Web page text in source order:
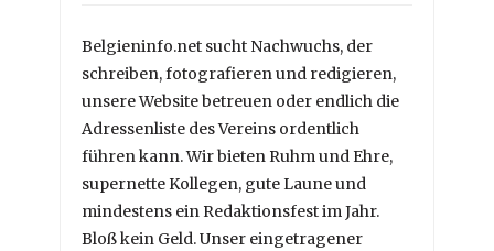
Belgieninfo.net sucht Nachwuchs, der
schreiben, fotografieren und redigieren,
unsere Website betreuen oder endlich die
Adressenliste des Vereins ordentlich
führen kann. Wir bieten Ruhm und Ehre,
supernette Kollegen, gute Laune und
mindestens ein Redaktionsfest im Jahr.
Bloß kein Geld. Unser eingetragener